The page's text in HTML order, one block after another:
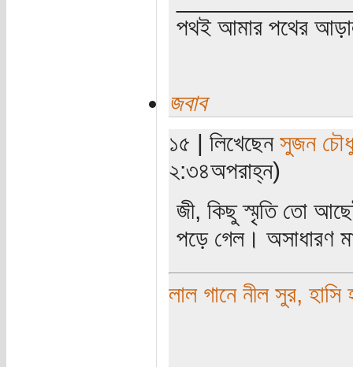
পথই আমার পথের
জবাব
১৫ | লিখেছেন সুজন
২:৩৪অপরাহ্ন)
জী, কিছু স্মৃতি তো
পড়ে গেল। অসাধারণ
লাল গানে নীল সুর, হাসি